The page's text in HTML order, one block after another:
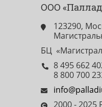
ООО
123290,
БЦ
8 495 662
8 800 700
2000 - 2025